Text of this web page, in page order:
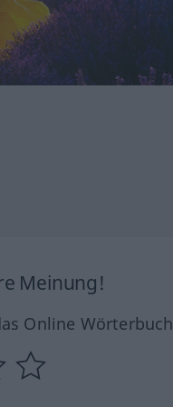
Meinung!
Online